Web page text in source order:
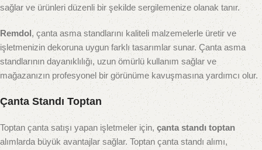
sağlar ve ürünleri düzenli bir şekilde sergilemenize olanak tanır.
Remdol, çanta asma standlarını kaliteli malzemelerle üretir ve
işletmenizin dekoruna uygun farklı tasarımlar sunar. Çanta asma
standlarının dayanıklılığı, uzun ömürlü kullanım sağlar ve
mağazanızın profesyonel bir görünüme kavuşmasına yardımcı olur.
Çanta Standı Toptan
Toptan çanta satışı yapan işletmeler için,çanta standı toptan
alımlarda büyük avantajlar sağlar. Toptan çanta standı alımı,